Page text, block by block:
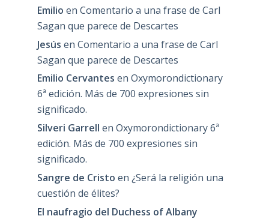
Emilio en Comentario a una frase de Carl
Sagan que parece de Descartes
Jesús en Comentario a una frase de Carl
Sagan que parece de Descartes
Emilio Cervantes en Oxymorondictionary
6ª edición. Más de 700 expresiones sin
significado.
Silveri Garrell en Oxymorondictionary 6ª
edición. Más de 700 expresiones sin
significado.
Sangre de Cristo en ¿Será la religión una
cuestión de élites?
El naufragio del Duchess of Albany